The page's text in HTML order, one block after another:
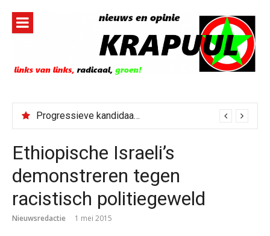
inhoud
Progressieve kandidaat El-Sayed senaatskandidaat Michigan
Ethiopische Israeli’s
demonstreren tegen
racistisch politiegeweld
Nieuwsredactie 1 mei 2015